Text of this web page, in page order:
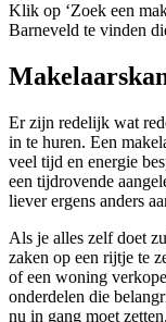
Klik op ‘Zoek een
Barneveld te vinden
Er zijn redelijk wat
in te huren. Een
veel tijd en energie
een tijdrovende
liever ergens anders
Als je alles zelf doet
zaken op een rijtje te
of een woning
onderdelen die
nu in gang moet